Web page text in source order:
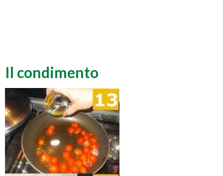
Il condimento